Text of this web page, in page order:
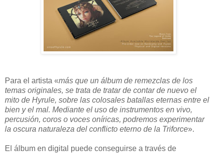
Para el artista «más que un álbum de remezclas de los
temas originales, se trata de tratar de contar de nuevo el
mito de Hyrule, sobre las colosales batallas eternas entre el
bien y el mal. Mediante el uso de instrumentos en vivo,
percusión, coros o voces oníricas, podremos experimentar
la oscura naturaleza del conflicto eterno de la Triforce».
El álbum en digital puede conseguirse a través de